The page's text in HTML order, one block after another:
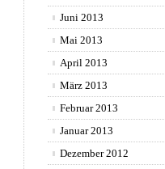
Juni 2013
Mai 2013
April 2013
März 2013
Februar 2013
Januar 2013
Dezember 2012